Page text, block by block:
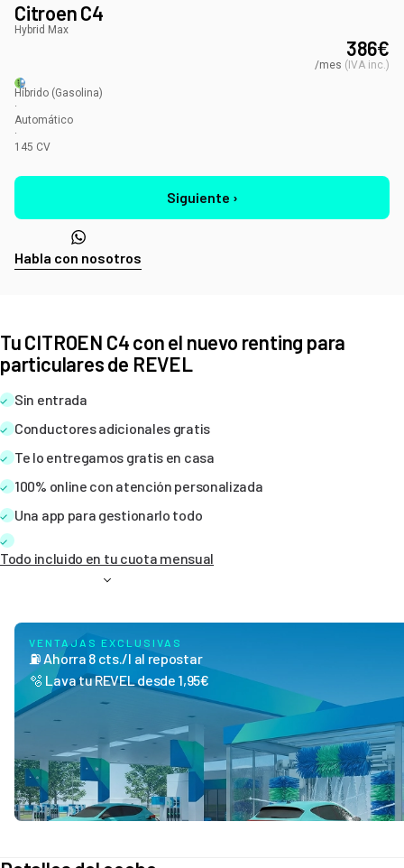
Citroen C4
Hybrid Max
386€
/mes ( IVA inc.)
Híbrido (Gasolina)
·
Automático
·
145 CV
Siguiente ›
Habla con nosotros
Tu CITROEN C4 con el nuevo renting para
particulares de REVEL
Sin entrada
Conductores adicionales gratis
Te lo entregamos gratis en casa
100% online con atención personalizada
Una app para gestionarlo todo
Todo incluido en tu cuota mensual
VENTAJAS EXCLUSIVAS
⛽ Ahorra 8 cts./l al repostar
🫧 Lava tu REVEL desde 1,95€